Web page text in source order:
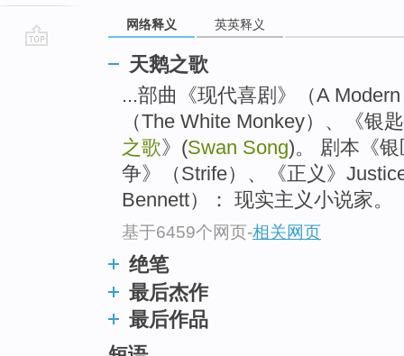
网络释义 英英释义
天鹅之歌
...部曲《现代喜剧》（A
（The White Monkey）、《银
之歌》(Swan Song)。 剧本《
争》（Strife）、《正义》
Bennett）： 现实主义小说家。
基于6459个网页-相关网页
绝笔
最后杰作
最后作品